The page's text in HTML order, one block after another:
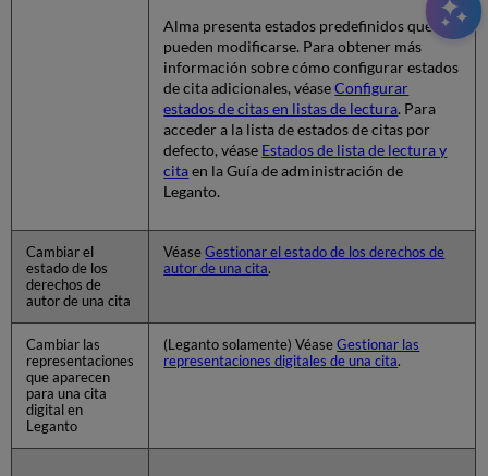
Alma presenta estados predefinidos que no
pueden modificarse. Para obtener más
información sobre cómo configurar estados
de cita adicionales, véaseConfigurar
estados de citas en listas de lectura. Para
acceder a la lista de estados de citas por
defecto, véase Estados de lista de lectura y
citaen la Guía de administración de
Leganto.
Cambiar el
estado de los
derechos de
autor de una cita
VéaseGestionar el estado de los derechos de
autor de una cita.
Cambiar las
representaciones
que aparecen
para una cita
digital en
Leganto
(Leganto solamente) VéaseGestionar las
representaciones digitales de una cita.